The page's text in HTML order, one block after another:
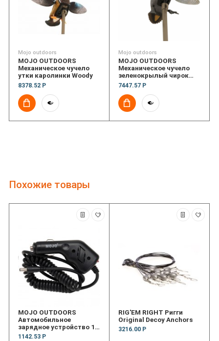
Mojo outdoors
MOJO OUTDOORS
Механическое чучело
утки каролинки Woody
8378.52 Р
Mojo outdoors
MOJO OUTDOORS
Механическое чучело
зеленокрылый чирок
Green Wing Teal Remote
Ready
7447.57 Р
Похожие товары
MOJO OUTDOORS
Автомобильное
зарядное устройство 12
V Car charger
1142.53 Р
RIG'EM RIGHT Ригги
Original Decoy Anchors
3216.00 Р